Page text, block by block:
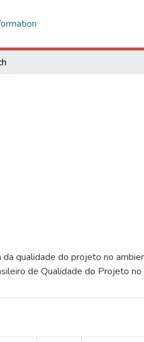
qualidade do projeto no
de Qualidade do Projeto